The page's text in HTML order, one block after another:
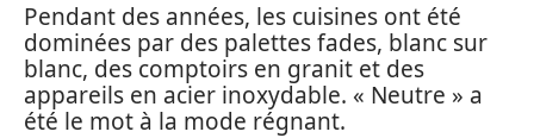
Pendant des années, les cuisines ont été
dominées par des palettes fades, blanc sur
blanc, des comptoirs en granit et des
appareils en acier inoxydable. « Neutre » a
été le mot à la mode régnant.